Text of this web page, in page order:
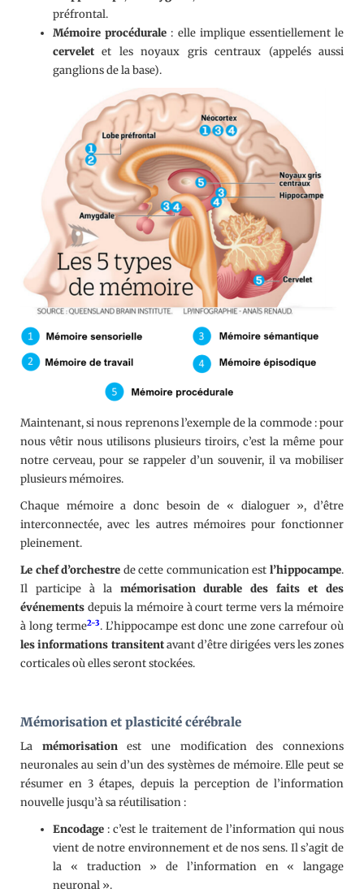
préfrontal.
Mémoire procédurale: elle implique essentiellement le
cervelet et les noyaux gris centraux (appelés aussi
ganglions de la base).
Maintenant, si nous reprenons l’exemple de la commode : pour
nous vêtir nous utilisons plusieurs tiroirs, c’est la même pour
notre cerveau, pour se rappeler d’un souvenir, il va mobiliser
plusieurs mémoires.
Chaque mémoire a donc besoin de « dialoguer », d’être
interconnectée, avec les autres mémoires pour fonctionner
pleinement.
Le chef d’orchestre de cette communication estl’hippocampe.
Il participe à la mémorisation durable des faits et des
événements depuis la mémoire à court terme vers la mémoire
à long terme2-3. L’hippocampe est donc une zone carrefour où
les informations transitentavant d’être dirigées vers les zones
corticales où elles seront stockées.
Mémorisation et plasticité cérébrale
La mémorisationest une modification des connexions
neuronales au sein d’un des systèmes de mémoire. Elle peut se
résumer en 3 étapes, depuis la perception de l’information
nouvelle jusqu’à sa réutilisation :
Encodage: c’est le traitement de l’information qui nous
vient de notre environnement et de nos sens. Il s’agit de
la « traduction » de l’information en « langage
neuronal ».